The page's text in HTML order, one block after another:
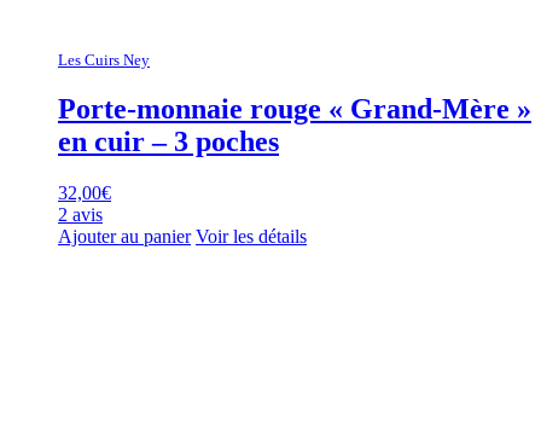
Les Cuirs Ney
Porte-monnaie rouge « Grand-Mère »
en cuir – 3 poches
32,00€
2 avis
Ajouter au panier Voir les détails